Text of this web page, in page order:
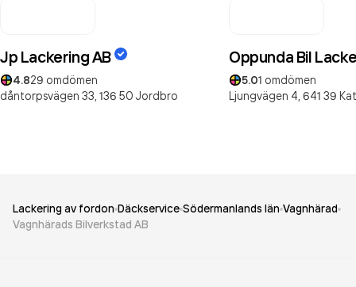
Jp Lackering AB
4.829 omdömen
dåntorpsvägen 33, 136 50 Jordbro
Oppunda Bil
5.01 omdömen
Ljungvägen 4, 641 39
Lackering av fordon Däckservice Södermanlands län Vagnhärad
Vagnhärads Bilverkstad AB